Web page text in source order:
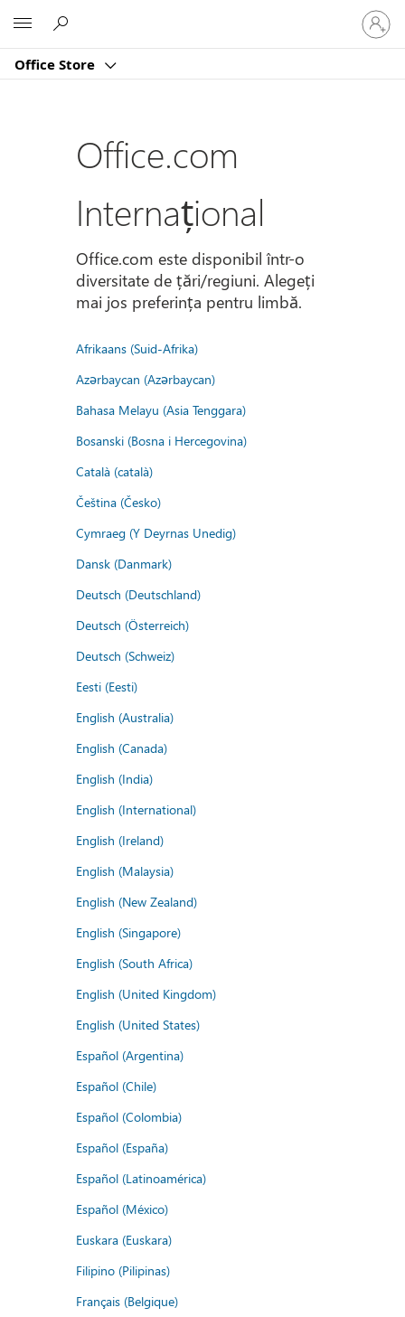
Office Store
vă
la
dvs.
Office.com
Internațional
Office.com este disponibil într-o
diversitate de țări/regiuni. Alegeți
mai jos preferința pentru limbă.
Afrikaans (Suid-Afrika)
Azərbaycan (Azərbaycan)
Bahasa Melayu (Asia Tenggara)
Bosanski (Bosna i Hercegovina)
Català (català)
Čeština (Česko)
Cymraeg (Y Deyrnas Unedig)
Dansk (Danmark)
Deutsch (Deutschland)
Deutsch (Österreich)
Deutsch (Schweiz)
Eesti (Eesti)
English (Australia)
English (Canada)
English (India)
English (International)
English (Ireland)
English (Malaysia)
English (New Zealand)
English (Singapore)
English (South Africa)
English (United Kingdom)
English (United States)
Español (Argentina)
Español (Chile)
Español (Colombia)
Español (España)
Español (Latinoamérica)
Español (México)
Euskara (Euskara)
Filipino (Pilipinas)
Français (Belgique)